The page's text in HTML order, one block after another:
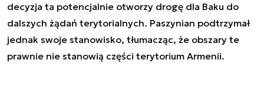
decyzja ta potencjalnie otworzy drogę dla Baku do
dalszych żądań terytorialnych. Paszynian podtrzymał
jednak swoje stanowisko, tłumacząc, że obszary te
prawnie nie stanowią części terytorium Armenii.